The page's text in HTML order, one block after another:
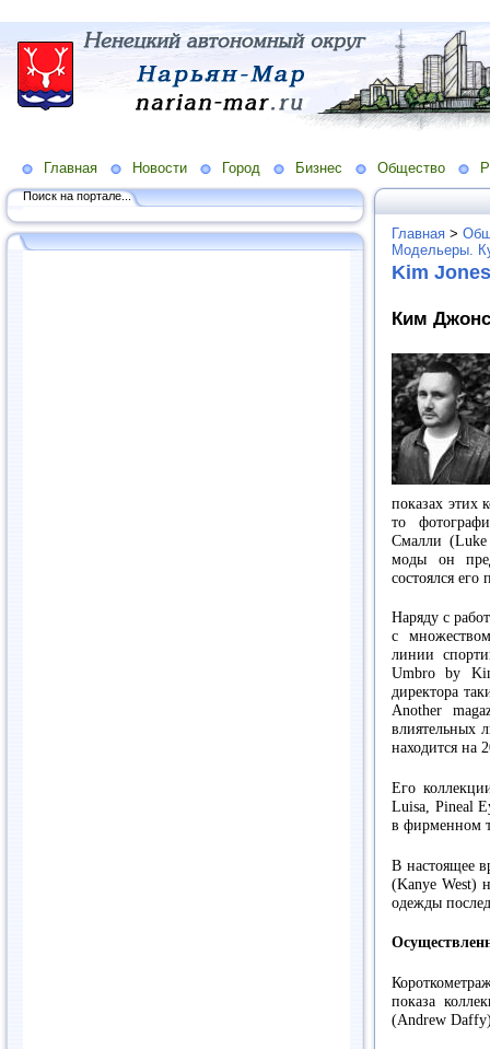
Главная Новости Город Бизнес Общество
Поиск на портале...
Главная >
Модельеры.
Kim Jones
Ким
показах этих
то
Смалли (Luke
моды он
состоялся
Наряду с
с
линии
Umbro by
директора
Another
влиятельных
находится на
Его
Luisa, Pineal
в фирменном
В настоящее
(Kanye West)
одежды
показа
(Andrew